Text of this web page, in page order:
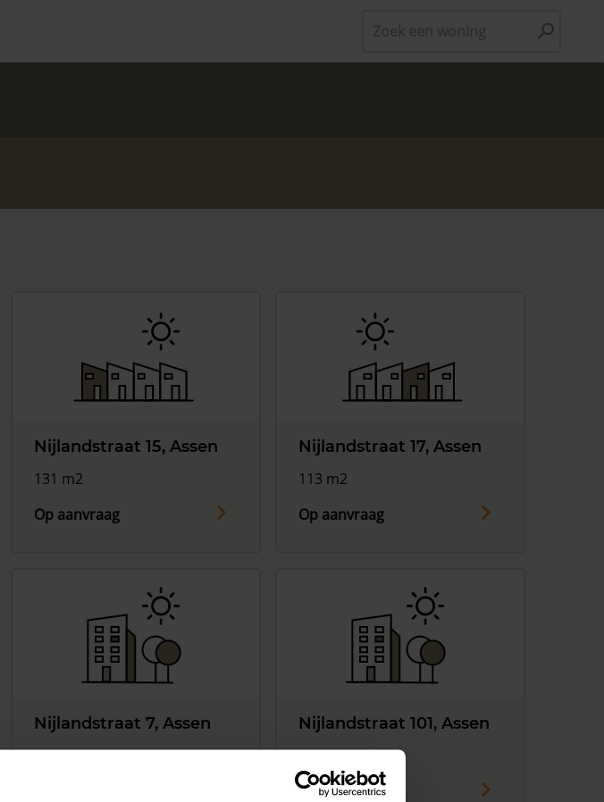
Nijlandstraat 15, Assen
131 m2
Op aanvraag
Nijlandstraat 17, Assen
113 m2
Op aanvraag
Nijlandstraat 7, Assen
84 m2
Nijlandstraat 101, Assen
121 m2
Op aanvraag